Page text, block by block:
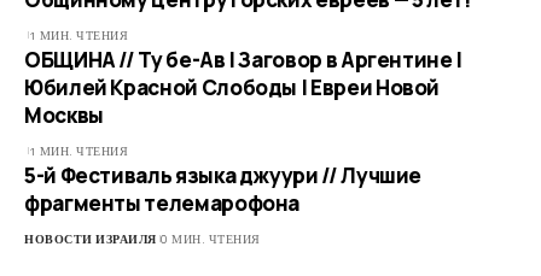
1 МИН. ЧТЕНИЯ
ОБЩИНА // Ту бе-Ав | Заговор в Аргентине |
Юбилей Красной Слободы | Евреи Новой
Москвы
1 МИН. ЧТЕНИЯ
5-й Фестиваль языка джуури // Лучшие
фрагменты телемарофона
НОВОСТИ ИЗРАИЛЯ 0 МИН. ЧТЕНИЯ